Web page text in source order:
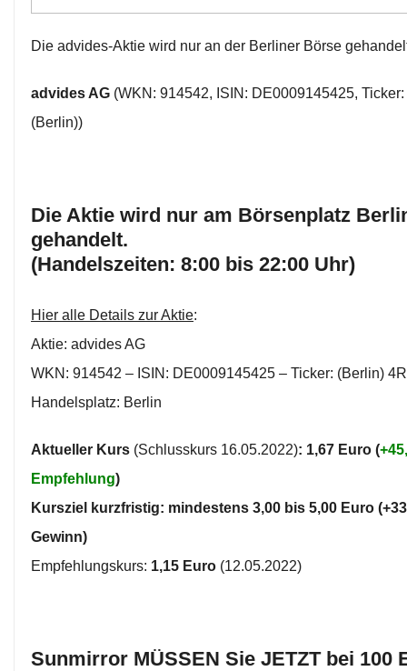
Die advides-Aktie wird nur an der Berliner Börse
advides AG (WKN: 914542, ISIN: DE0009145425, Ticker:
(Berlin))
Die Aktie wird nur am Börsenplatz
gehandelt.
(Handelszeiten: 8:00 bis 22:00 Uhr)
Hier alle Details zur Aktie:
Aktie: advides AG
WKN: 914542 – ISIN: DE0009145425 – Ticker: (Berlin)
Handelsplatz: Berlin
Aktueller Kurs (Schlusskurs 16.05.2022): 1,67 Euro (
Empfehlung)
Kursziel kurzfristig: mindestens 3,00 bis 5,00 Euro
Gewinn)
Empfehlungskurs: 1,15 Euro (12.05.2022)
Sunmirror MÜSSEN Sie JETZT bei 100